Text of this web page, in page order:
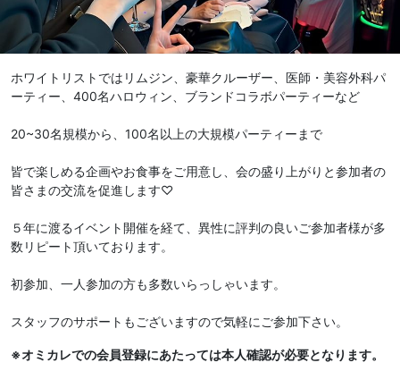
ホワイトリストではリムジン、豪華クルーザー、医師・美容外科パ
ーティー、400名ハロウィン、ブランドコラボパーティーなど
20~30名規模から、100名以上の大規模パーティーまで
皆で楽しめる企画やお食事をご用意し、会の盛り上がりと参加者の
皆さまの交流を促進します♡
５年に渡るイベント開催を経て、異性に評判の良いご参加者様が多
数リピート頂いております。
初参加、一人参加の方も多数いらっしゃいます。
スタッフのサポートもございますので気軽にご参加下さい。
※オミカレでの会員登録にあたっては本人確認が必要となります。